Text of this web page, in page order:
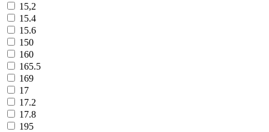
15,2
15.4
15.6
150
160
165.5
169
17
17.2
17.8
195